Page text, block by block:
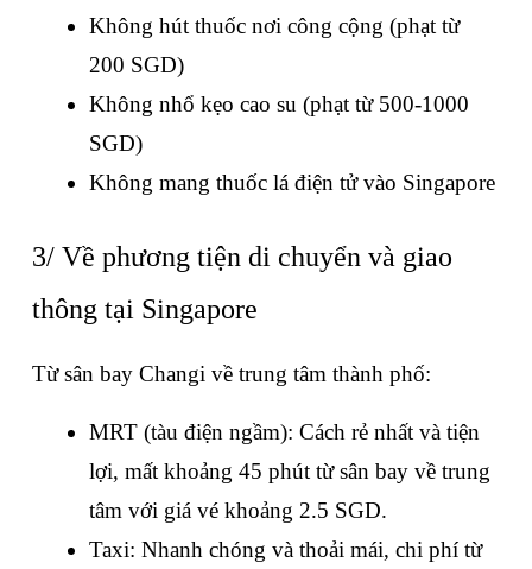
Không hút thuốc nơi công cộng (phạt từ
200 SGD)
Không nhổ kẹo cao su (phạt từ 500-1000
SGD)
Không mang thuốc lá điện tử vào Singapore
3/ Về phương tiện di chuyển và giao
thông tại Singapore
Từ sân bay Changi về trung tâm thành phố:
MRT (tàu điện ngầm): Cách rẻ nhất và tiện
lợi, mất khoảng 45 phút từ sân bay về trung
tâm với giá vé khoảng 2.5 SGD.
Taxi: Nhanh chóng và thoải mái, chi phí từ